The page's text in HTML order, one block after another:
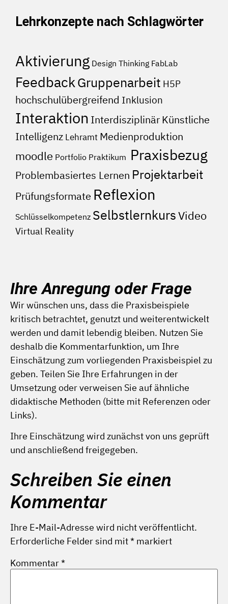
Lehrkonzepte nach Schlagwörter
Aktivierung Design Thinking FabLab
FeedbackGruppenarbeit H5P
hochschulübergreifend Inklusion
Interaktion Interdisziplinär Künstliche
Intelligenz Lehramt Medienproduktion
moodle Portfolio Praktikum Praxisbezug
Problembasiertes Lernen Projektarbeit
Prüfungsformate Reflexion
Schlüsselkompetenz SelbstlernkursVideo
Virtual Reality
Ihre Anregung oder Frage
Wir wünschen uns, dass die Praxisbeispiele
kritisch betrachtet, genutzt und weiterentwickelt
werden und damit lebendig bleiben. Nutzen Sie
deshalb die Kommentarfunktion, um Ihre
Einschätzung zum vorliegenden Praxisbeispiel zu
geben. Teilen Sie Ihre Erfahrungen in der
Umsetzung oder verweisen Sie auf ähnliche
didaktische Methoden (bitte mit Referenzen oder
Links).
Ihre Einschätzung wird zunächst von uns geprüft
und anschließend freigegeben.
Schreiben Sie einen
Kommentar
Ihre E-Mail-Adresse wird nicht veröffentlicht.
Erforderliche Felder sind mit* markiert
Kommentar*